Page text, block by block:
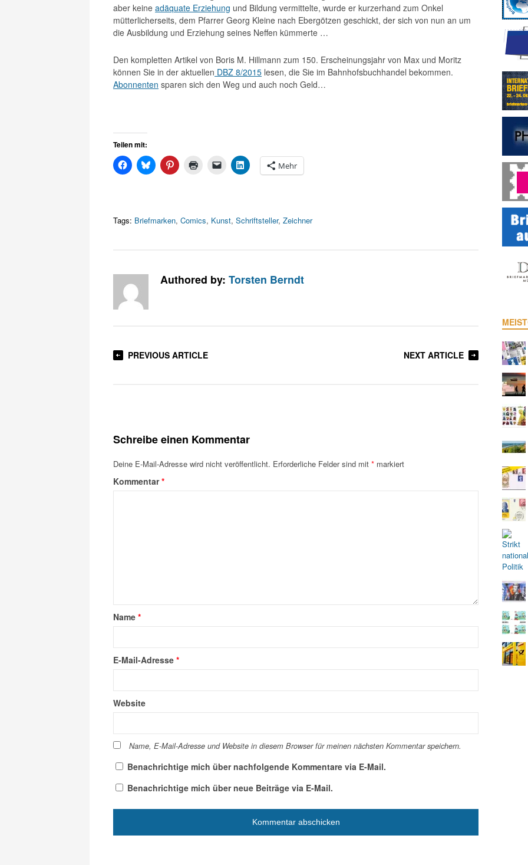
aber keine adäquate Erziehung und Bildung vermittelte, wurde er kurzerhand zum Onkel
mütterlicherseits, dem Pfarrer Georg Kleine nach Ebergötzen geschickt, der sich von nun an um
die Ausbildung und Erziehung seines Neffen kümmerte …
Den kompletten Artikel von Boris M. Hillmann zum 150. Erscheinungsjahr von Max und Moritz
können Sie in der aktuellen DBZ 8/2015 lesen, die Sie im Bahnhofsbuchhandel bekommen.
Abonnenten sparen sich den Weg und auch noch Geld…
Teilen mit:
Mehr
Tags: Briefmarken, Comics, Kunst, Schriftsteller, Zeichner
Authored by: Torsten Berndt
PREVIOUS ARTICLE NEXT ARTICLE
Schreibe einen Kommentar
Deine E-Mail-Adresse wird nicht veröffentlicht. Erforderliche Felder sind mit * markiert
Kommentar*
Name *
E-Mail-Adresse *
Website
Name, E-Mail-Adresse und Website in diesem Browser für meinen nächsten Kommentar speichern.
Benachrichtige mich über nachfolgende Kommentare via E-Mail.
Benachrichtige mich über neue Beiträge via E-Mail.